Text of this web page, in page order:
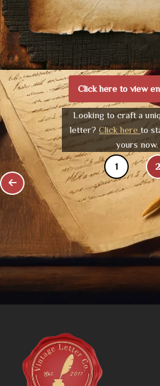
Click here to view
Looking to craft a
letter?Click hereto
yours now.
1 2